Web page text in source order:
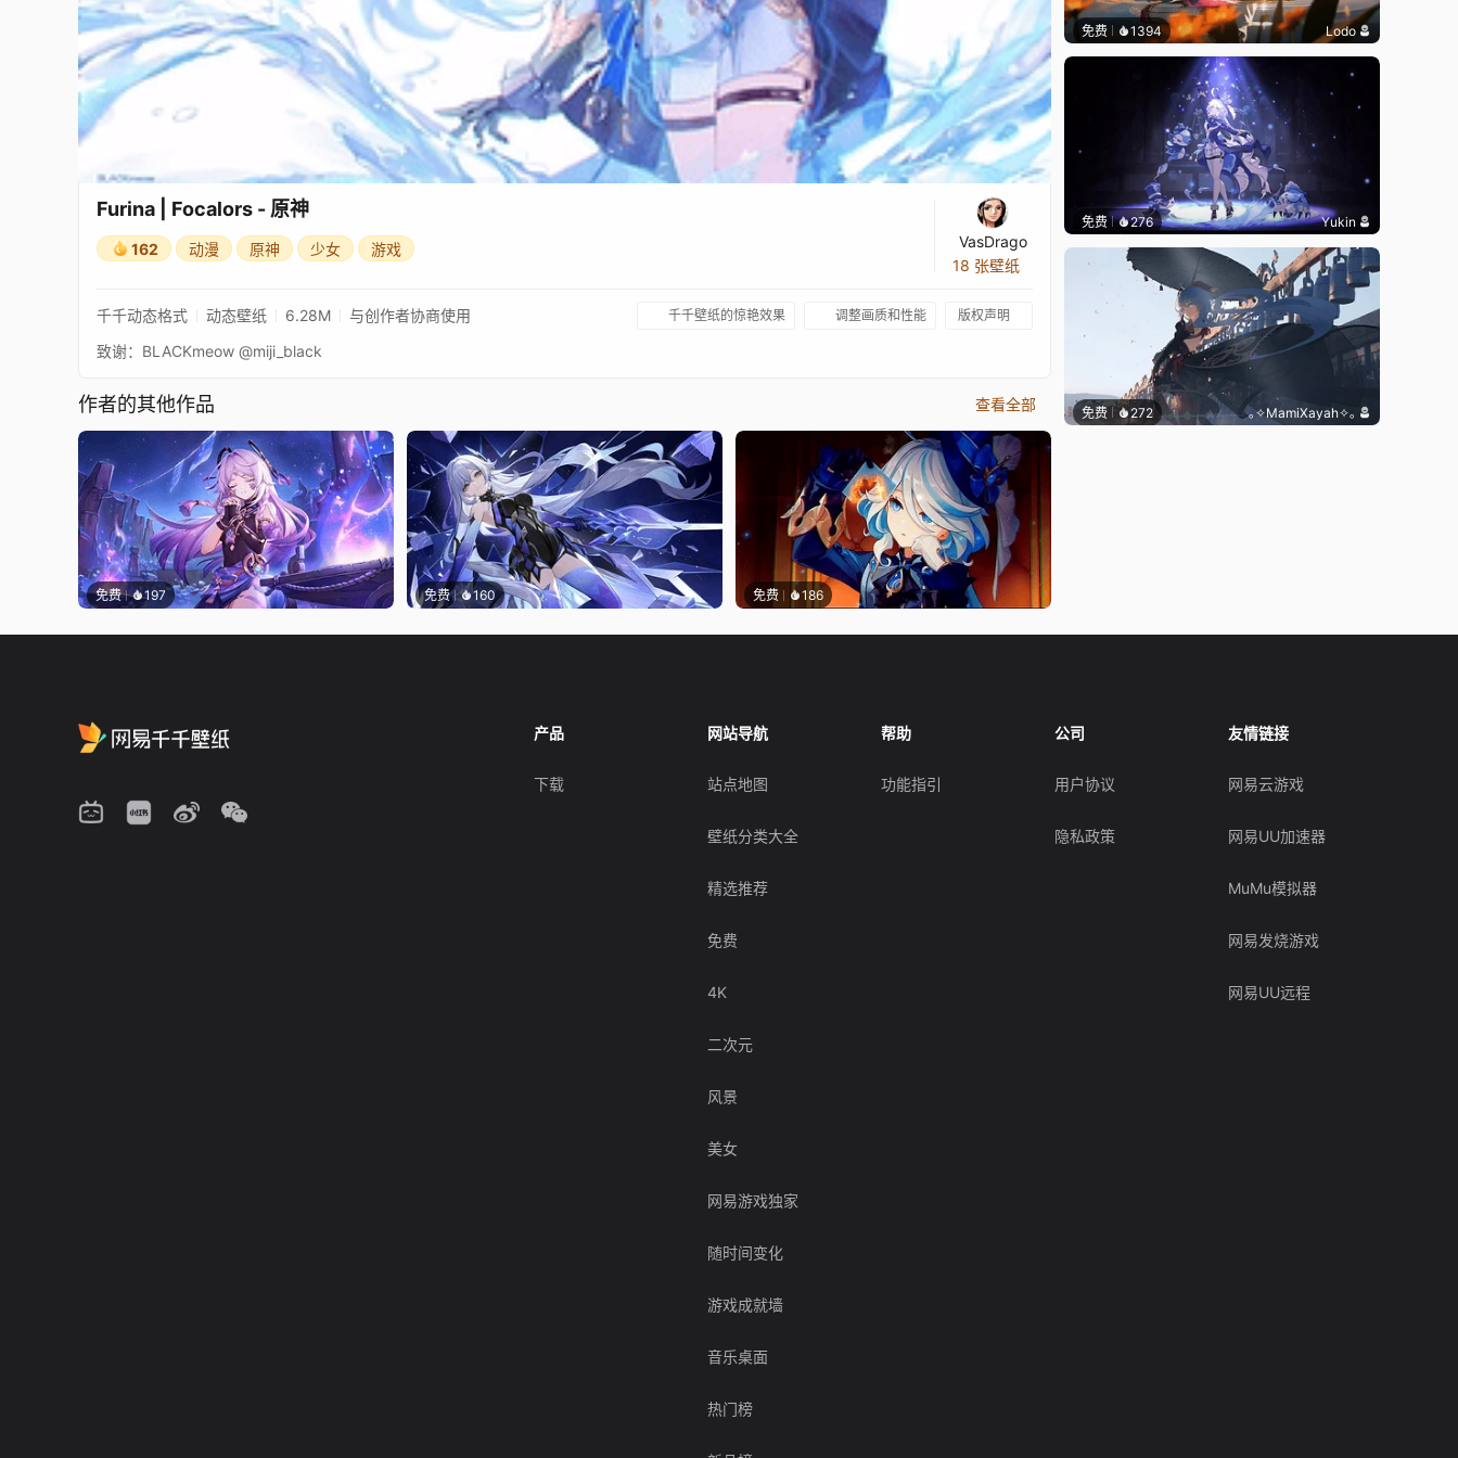
Furina | Focalors - 原神
162 动漫 原神 少女 游戏
VasDrago
18 张壁纸
千千动态格式 动态壁纸 6.28M 与创作者协商使用 千千壁纸的惊艳效果 调整画质和性能 版权声明
致谢：BLACKmeow @miji_black
作者的其他作品 查看全部
免费 197 免费 160 免费 186
免费 1394 Lodo
免费 276 Yukin
免费 272 ｡✧MamiXayah✧｡
产品
下载
网站导航
站点地图
壁纸分类大全
精选推荐
免费
4K
二次元
风景
美女
网易游戏独家
随时间变化
游戏成就墙
音乐桌面
热门榜
帮助
功能指引
公司
用户协议
隐私政策
友情链接
网易云游戏
网易UU加速器
MuMu模拟器
网易发烧游戏
网易UU远程